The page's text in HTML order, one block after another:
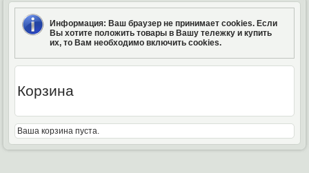
Информация: Ваш браузер не принимает cookies. Если
Вы хотите положить товары в Вашу тележку и купить
их, то Вам необходимо включить cookies.
Корзина
Ваша корзина пуста.